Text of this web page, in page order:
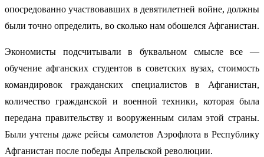
опосредованно участвовавших в девятилетней войне, должны
были точно определить, во сколько нам обошелся Афганистан.
Экономисты подсчитывали в буквальном смысле все —
обучение афганских студентов в советских вузах, стоимость
командировок гражданских специалистов в Афганистан,
количество гражданской и военной техники, которая была
передана правительству и вооруженным силам этой страны.
Были учтены даже рейсы самолетов Аэрофлота в Республику
Афганистан после победы Апрельской революции.